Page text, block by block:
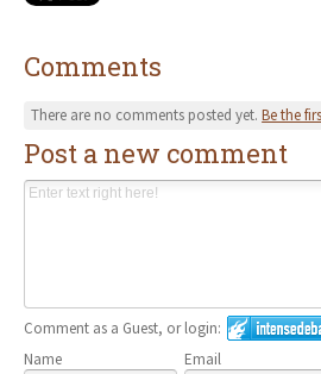
Comments
There are no comments posted yet.Be the
Post a new comment
Comment as a Guest, or login:
Name
Email